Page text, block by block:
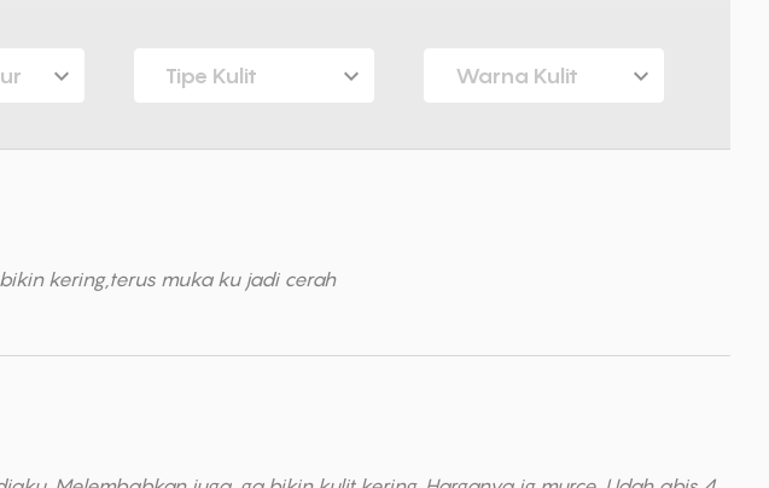
Tipe Kulit Warna Kulit
kering,terus muka ku jadi cerah